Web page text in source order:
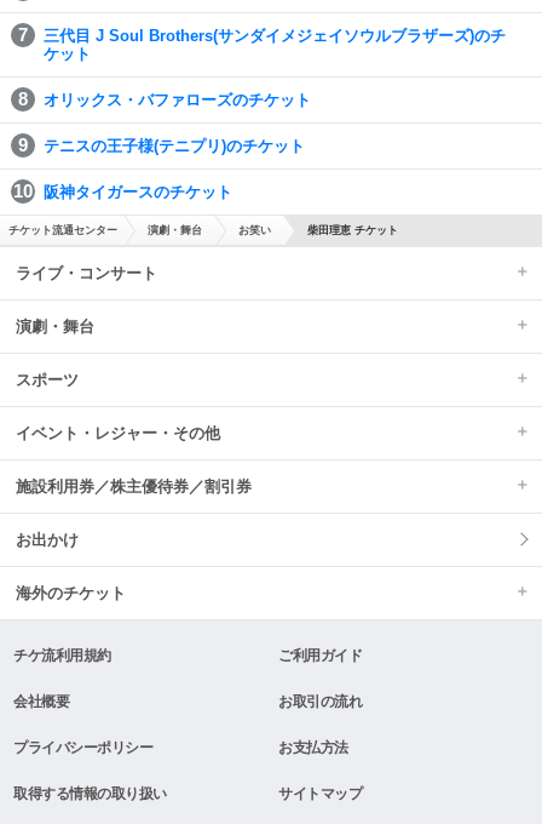
三代目 J Soul Brothers(サンダイメジェイソウルブラザーズ)のチ
ケット
オリックス・バファローズのチケット
テニスの王子様(テニプリ)のチケット
阪神タイガースのチケット
チケット流通センター 演劇・舞台 お笑い 柴田理恵 チケット
ライブ・コンサート
演劇・舞台
スポーツ
イベント・レジャー・その他
施設利用券／株主優待券／割引券
お出かけ
海外のチケット
チケ流利用規約 ご利用ガイド
会社概要 お取引の流れ
プライバシーポリシー お支払方法
取得する情報の取り扱い サイトマップ